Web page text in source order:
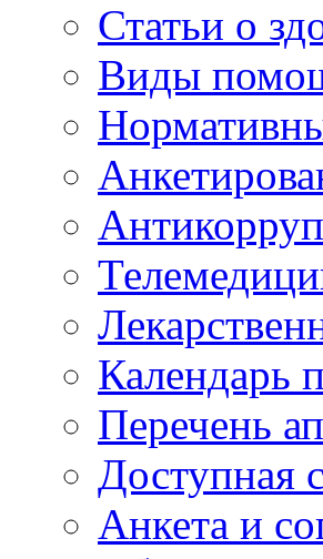
Статьи о
Виды
Календарь
Перечень
Доступная
Анкета и